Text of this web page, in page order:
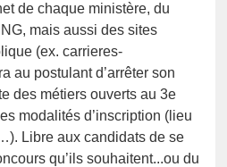
de chaque ministère, du
mais aussi des sites
(ex. carrieres-
au postulant d’arrêter son
des métiers ouverts au 3e
modalités d’inscription (lieu
Libre aux candidats de se
qu’ils souhaitent...ou du